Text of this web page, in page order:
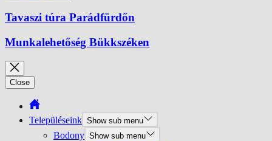
Tavaszi túra Parádfürdőn
Munkalehetőség Bükkszéken
Close
Településeink Show sub menu
Bodony Show sub menu